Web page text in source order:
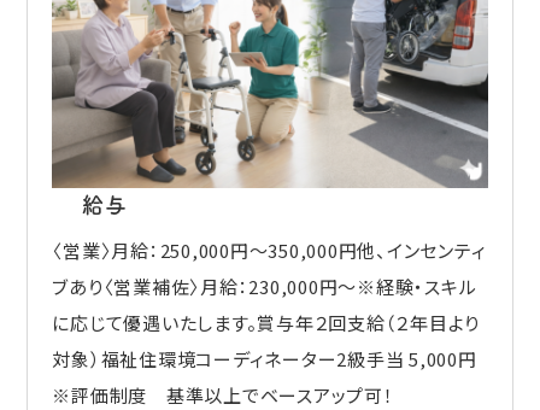
給与
〈営業〉月給：250,000円～350,000円他、インセンティ
ブあり〈営業補佐〉月給：230,000円～※経験・スキル
に応じて優遇いたします。賞与年２回支給（２年目より
対象）福祉住環境コーディネーター2級手当 5,000円
※評価制度 基準以上でベースアップ可！